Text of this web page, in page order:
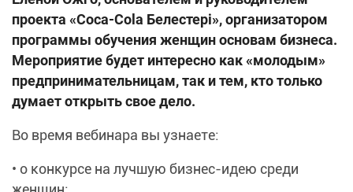
проекта «Coca-Cola Белестері», организатором
программы обучения женщин основам бизнеса.
Мероприятие будет интересно как «молодым»
предпринимательницам, так и тем, кто только
думает открыть свое дело.
Во время вебинара вы узнаете:
• о конкурсе на лучшую бизнес-идею среди